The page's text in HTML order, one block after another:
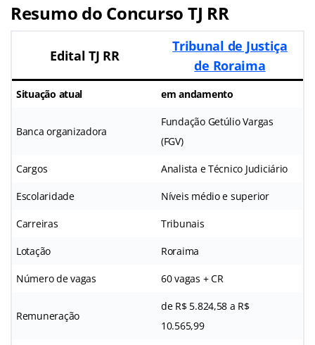
Resumo do Concurso TJ RR
Edital TJ RR
Tribunal de Justiça
de Roraima
Situação atual em andamento
Banca organizadora
Fundação Getúlio Vargas
(FGV)
Cargos Analista e Técnico Judiciário
Escolaridade Níveis médio e superior
Carreiras Tribunais
Lotação Roraima
Número de vagas 60 vagas + CR
Remuneração
de R$ 5.824,58 a R$
10.565,99